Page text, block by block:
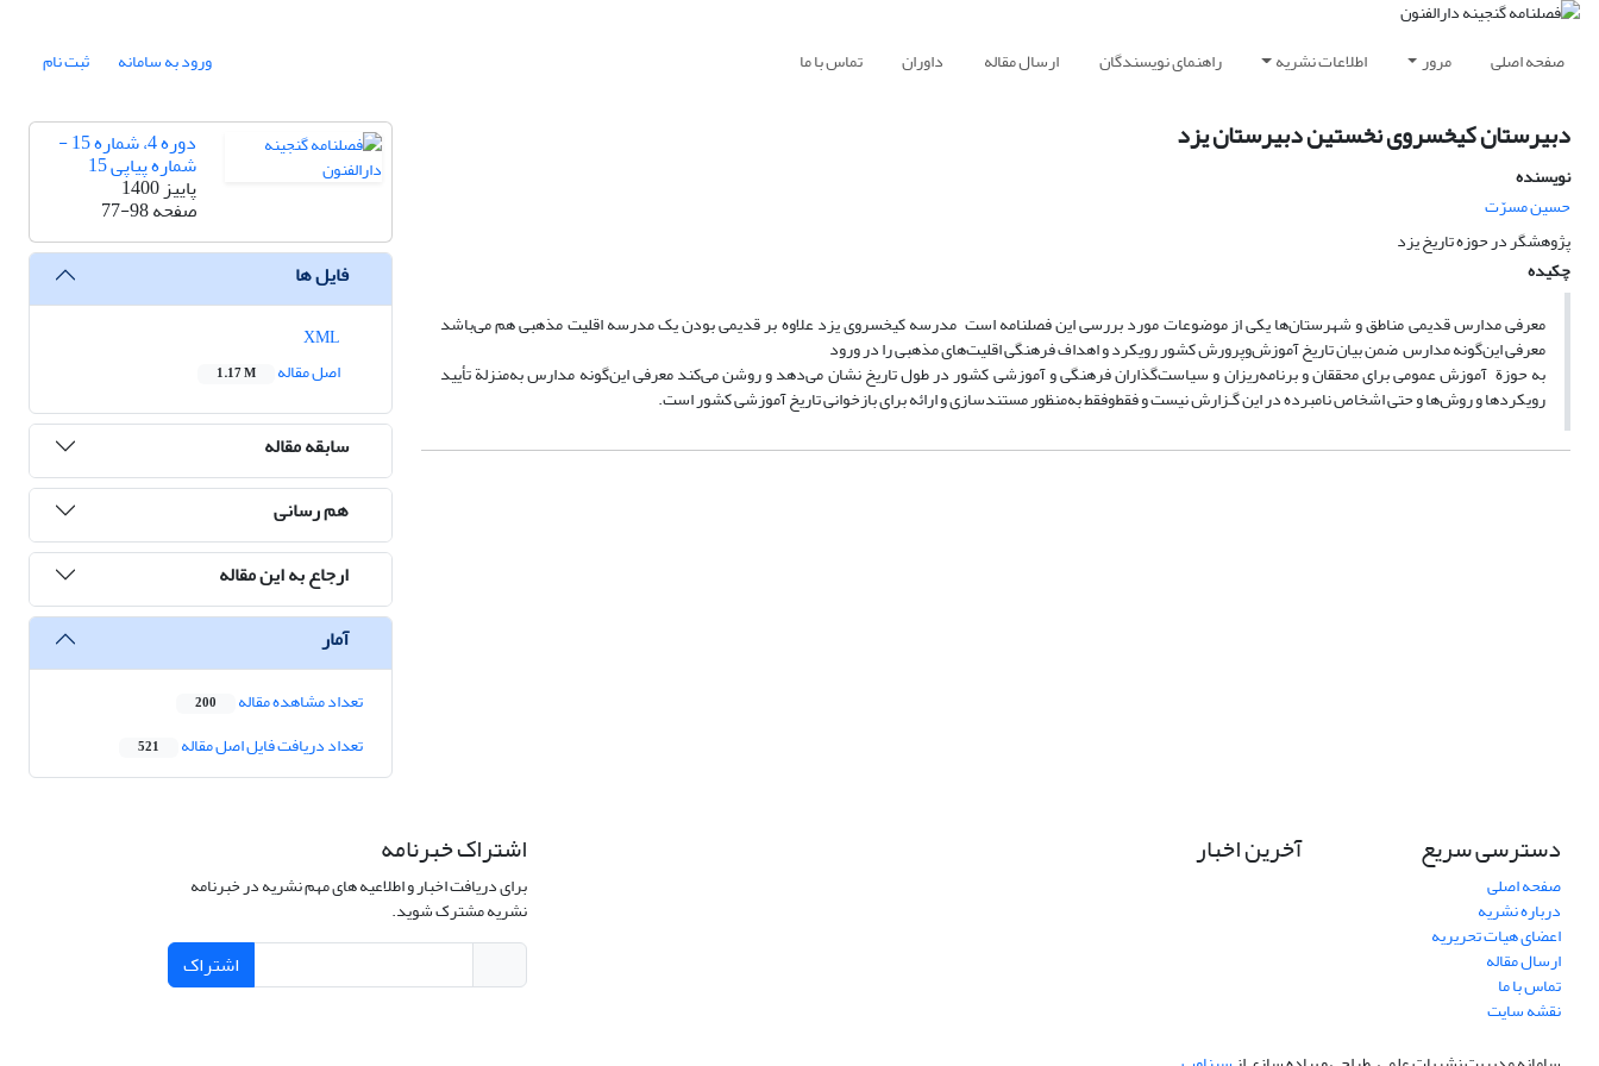
صفحه اصلی مرور اطلاعات نشریه راهنمای نویسندگان ارسال مقاله داوران تماس با ما ورود به سامانه ثبت نام
دبیرستان کیخسروی نخستین دبیرستان یزد
نویسنده
حسین مسرّت
پژوهشگر در حوزه تاریخ یزد
چکیده
معرفی مدارس قدیمی مناطق و شهرستان‌ها یکی از موضوعات مورد بررسی این فصلنامه است مدرسه کیخسروی یزد علاوه بر قدیمی بودن یک مدرسه اقلیت مذهبی هم می‌باشد
معرفی این‌گونه مدارس ضمن بیان تاریخ آموزش‌وپرورش کشور رویکرد و اهداف فرهنگی اقلیت‌های مذهبی را در ورود
به حوزة آموزش عمومی برای محققان و برنامه‌ریزان و سیاست‌گذاران فرهنگی و آموزشی کشور در طول تاریخ نشان می‌دهد و روشن می‌کند معرفی این‌گونه مدارس به‌منزلة تأیید
رویکردها و روش‌ها و حتی اشخاص نامبرده در این گـزارش نیست و فقط‌و‌فقط به‌منظور مستندسازی و ارائه برای بازخوانی تاریخ آموزشی کشور است.
دوره 4، شماره 15 -
شماره پیاپی 15
پاییز 1400
صفحه77-98
فایل ها
اصل مقاله
1.17 M
سابقه مقاله
هم رسانی
ارجاع به این مقاله
آمار
تعداد مشاهده مقاله 200
تعداد دریافت فایل اصل مقاله 521
دسترسی سریع
صفحه اصلی
درباره نشریه
اعضای هیات تحریریه
ارسال مقاله
تماس با ما
نقشه سایت
آخرین اخبار اشتراک خبرنامه
برای دریافت اخبار و اطلاعیه های مهم نشریه در خبرنامه
نشریه مشترک شوید.
اشتراک